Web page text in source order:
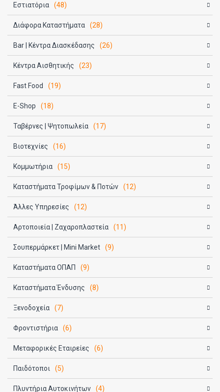
Εστιατόρια (48)
Διάφορα Καταστήματα (28)
Bar | Κέντρα Διασκέδασης (26)
Κέντρα Αισθητικής (23)
Fast Food (19)
E-Shop (18)
Ταβέρνες | Ψητοπωλεία (17)
Βιοτεχνίες (16)
Κομμωτήρια (15)
Καταστήματα Τροφίμων & Ποτών (12)
Άλλες Υπηρεσίες (12)
Αρτοποιεία | Ζαχαροπλαστεία (11)
Σουπερμάρκετ | Mini Market (9)
Καταστήματα ΟΠΑΠ (9)
Καταστήματα Ένδυσης (8)
Ξενοδοχεία (7)
Φροντιστήρια (6)
Μεταφορικές Εταιρείες (6)
Παιδότοποι (5)
Πλυντήρια Αυτοκινήτων (4)